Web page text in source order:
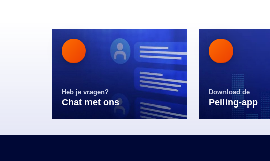
Heb je vragen?
Chat met ons
Download de
Peiling-app